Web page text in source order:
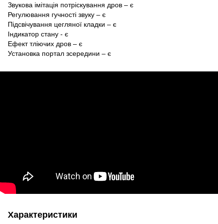
Звукова імітація потріскування дров – є
Регулювання гучності звуку – є
Підсвічування цегляної кладки – є
Індикатор стану - є
Ефект тліючих дров – є
Установка портал зсередини – є
Характеристики